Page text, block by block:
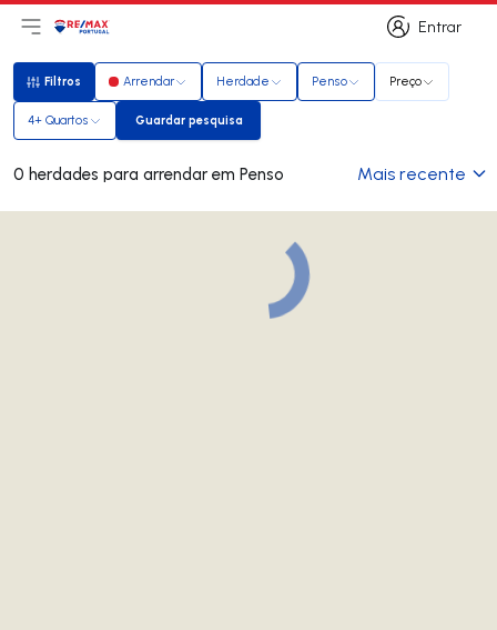
Entrar
Entrar
Abri menu principal
LogoIr para página inicial
Filtros
Filtros Arrendar Herdade Penso Preço
4+ Quartos Guardar pesquisa
Guardar pesquisa
0 herdades para arrendar em Penso Mais recente